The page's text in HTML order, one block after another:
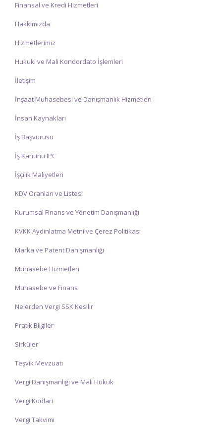
Finansal ve Kredi Hizmetleri
Hakkımızda
Hizmetlerimiz
Hukuki ve Mali Kondordato İşlemleri
İletişim
İnşaat Muhasebesi ve Danışmanlık Hizmetleri
İnsan Kaynakları
İş Başvurusu
İş Kanunu IPC
İşçilik Maliyetleri
KDV Oranları ve Listesi
Kurumsal Finans ve Yönetim Danışmanlığı
KVKK Aydınlatma Metni ve Çerez Politikası
Marka ve Patent Danışmanlığı
Muhasebe Hizmetleri
Muhasebe ve Finans
Nelerden Vergi SSK Kesilir
Pratik Bilgiler
Sirküler
Teşvik Mevzuatı
Vergi Danışmanlığı ve Mali Hukuk
Vergi Kodları
Vergi Takvimi